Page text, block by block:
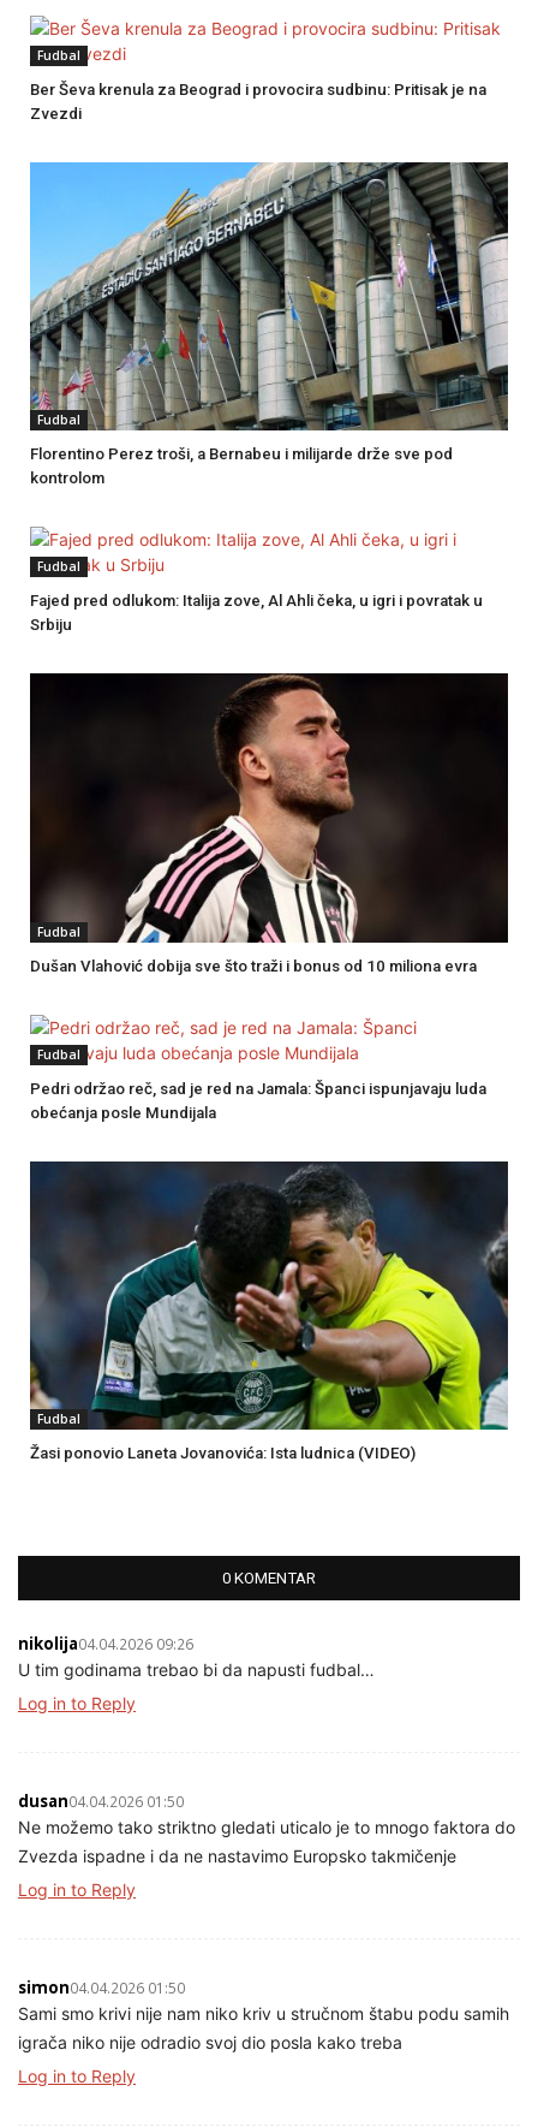
Fudbal
Ber Ševa krenula za Beograd i provocira sudbinu: Pritisak je na
Zvezdi
Fudbal
Florentino Perez troši, a Bernabeu i milijarde drže sve pod
kontrolom
Fudbal
Fajed pred odlukom: Italija zove, Al Ahli čeka, u igri i povratak u
Srbiju
Fudbal
Dušan Vlahović dobija sve što traži i bonus od 10 miliona evra
Fudbal
Pedri održao reč, sad je red na Jamala: Španci ispunjavaju luda
obećanja posle Mundijala
Fudbal
Žasi ponovio Laneta Jovanovića: Ista ludnica (VIDEO)
0 KOMENTAR
nikolija04.04.2026 09:26
U tim godinama trebao bi da napusti fudbal…
Log in to Reply
dusan04.04.2026 01:50
Ne možemo tako striktno gledati uticalo je to mnogo faktora do
Zvezda ispadne i da ne nastavimo Europsko takmičenje
Log in to Reply
simon04.04.2026 01:50
Sami smo krivi nije nam niko kriv u stručnom štabu podu samih
igrača niko nije odradio svoj dio posla kako treba
Log in to Reply